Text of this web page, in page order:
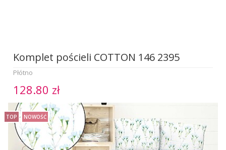
Komplet pościeli COTTON 146 2395
Płótno
128.80 zł
TOP NOWOŚĆ